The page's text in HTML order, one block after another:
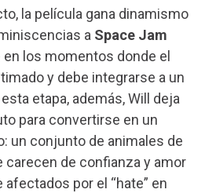
la película gana dinamismo
a Space Jam
los momentos donde el
y debe integrarse a un
etapa, además, Will deja
para convertirse en un
un conjunto de animales de
de confianza y amor
por el “hate” en